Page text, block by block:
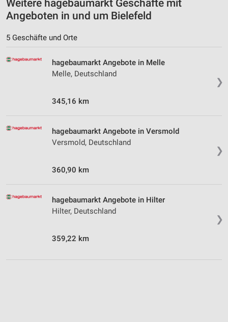
Weitere hagebaumarkt Geschäfte mit
Angeboten in und um Bielefeld
5 Geschäfte und Orte
❯
hagebaumarkt Angebote in Melle
Melle, Deutschland
345,16 km
❯
hagebaumarkt Angebote in Versmold
Versmold, Deutschland
360,90 km
❯
hagebaumarkt Angebote in Hilter
Hilter, Deutschland
359,22 km